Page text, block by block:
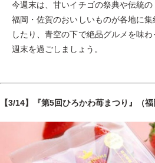
今週末は、甘いイチゴの祭典や伝統の
福岡・佐賀のおいしいものが各地に
したり、青空の下で絶品グルメを味
週末を過ごしましょう。
【3/14】『第5回ひろかわ苺まつり』（福